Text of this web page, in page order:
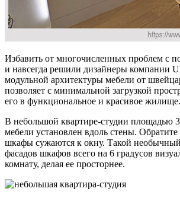
Избавить от многочисленных проблем с
и навсегда решили дизайнеры компании
модульной архитектуры мебели от
позволяет с минимальной загрузкой
его в функциональное и красивое жилище.
В небольшой квартире-студии площадью
мебели установлен вдоль стены.
шкафы сужаются к окну. Такой
фасадов шкафов всего на 6 градусов
комнату, делая ее просторнее.